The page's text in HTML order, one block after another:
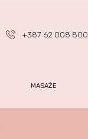
+387 62 008 800
MASAŽE